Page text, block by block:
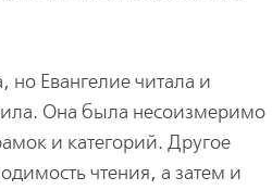
Евангелие читала и
Она была несоизмеримо
и категорий. Другое
чтения, а затем и